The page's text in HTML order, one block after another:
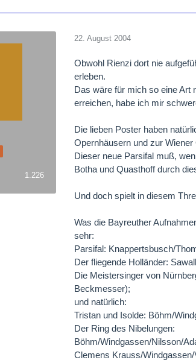
1.226
22. August 2004
Obwohl Rienzi dort nie
erleben.
Das wäre für mich so eine Art
erreichen, habe ich mir
Die lieben Poster haben
Opernhäusern und zur
Dieser neue Parsifal muß,
Botha und Quasthoff durch
Und doch spielt in diesem
Was die Bayreuther
sehr:
Parsifal: Knappertsbusch/
Der fliegende Holländer:
Die Meistersinger von
Beckmesser);
und natürlich:
Tristan und Isolde: Böhm/
Der Ring des Nibelungen:
Böhm/Windgassen/Nilsson/
Clemens Krauss/